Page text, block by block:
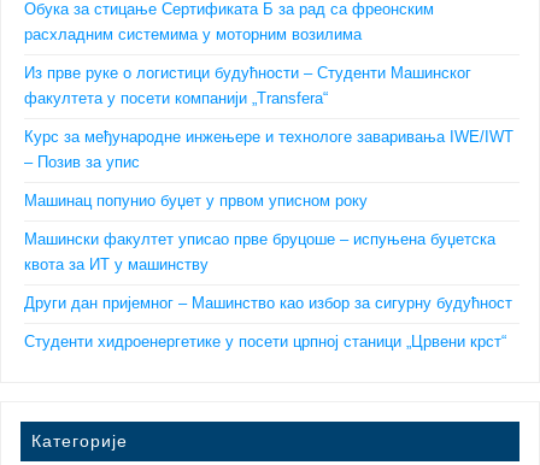
Обука за стицање Сертификата Б за рад са фреонским
расхладним системима у моторним возилима
Из прве руке о логистици будућности – Студенти Машинског
факултета у посети компанији „Transfera“
Курс за међународне инжењере и технологе заваривања IWE/IWT
– Позив за упис
Машинац попунио буџет у првом уписном року
Машински факултет уписао прве бруцоше – испуњена буџетска
квота за ИТ у машинству
Други дан пријемног – Машинство као избор за сигурну будућност
Студенти хидроенергетике у посети црпној станици „Црвени крст“
Категорије